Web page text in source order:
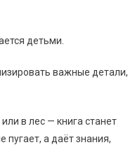
детьми.
важные детали,
в лес — книга станет
а даёт знания,